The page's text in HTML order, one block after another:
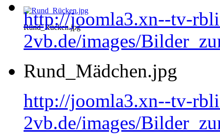
Rund_Rücken.jpg
http://joomla3.xn--tv-
2vb.de/images/
Rund_Mädchen.jpg
http://joomla3.xn--tv-
2vb.de/images/